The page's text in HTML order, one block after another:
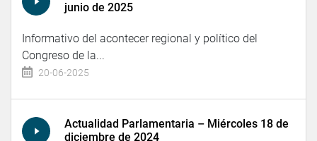
junio de 2025
Informativo del acontecer regional y político del
Congreso de la...
20-06-2025
Actualidad Parlamentaria – Miércoles 18 de
diciembre de 2024